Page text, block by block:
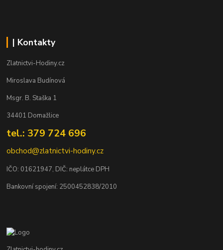
| Kontakty
Zlatnictvi-Hodiny.cz
Miroslava Budínová
Msgr. B. Staška 1
34401 Domažlice
tel.: 379 724 696
obchod@zlatnictvi-hodiny.cz
IČO: 01621947, DIČ: neplátce DPH
Bankovní spojení: 2500452838/2010